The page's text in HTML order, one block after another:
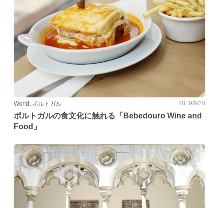
World, ポルトガル 2019/9/20
ポルトガルの食文化に触れる「Bebedouro Wine and
Food」